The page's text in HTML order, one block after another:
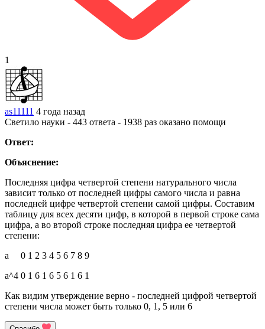
1
as11111 4 года назад
Светило науки - 443 ответа - 1938 раз оказано помощи
Ответ:
Объяснение:
Последняя цифра четвертой степени натурального числа
зависит только от последней цифры самого числа и равна
последней цифре четвертой степени самой цифры. Составим
таблицу для всех десяти цифр, в которой в первой строке сама
цифра, а во второй строке последняя цифра ее четвертой
степени:
a 0 1 2 3 4 5 6 7 8 9
a^4 0 1 6 1 6 5 6 1 6 1
Как видим утверждение верно - последней цифрой четвертой
степени числа может быть только 0, 1, 5 или 6